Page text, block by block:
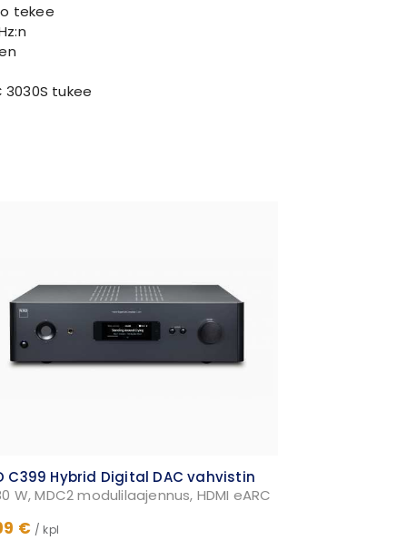
tekee
tukee
C399 Hybrid Digital DAC vahvistin
W, MDC2 modulilaajennus, HDMI eARC
€ / kpl